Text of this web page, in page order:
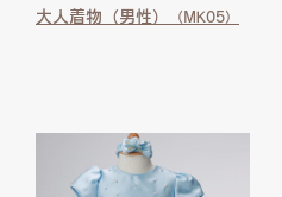
大人着物（男性） （MK05）